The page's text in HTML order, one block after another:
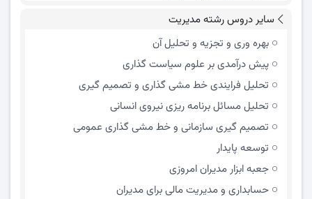
سایر دروس رشته مدیریت
بهره وری و تجزیه و تحلیل آن
پیش درآمدی بر علوم سیاست گذاری
تحلیل فرایندی خط مشی گذاری و تصمیم گیری
تحلیل مسائل برنامه ریزی نیروی انسانی
تصمیم گیری سازمانی و خط مشی گذاری عمومی
توسعه پایدار
جعبه ابزار مدیران امروزی
حسابداری و مدیریت مالی برای مدیران